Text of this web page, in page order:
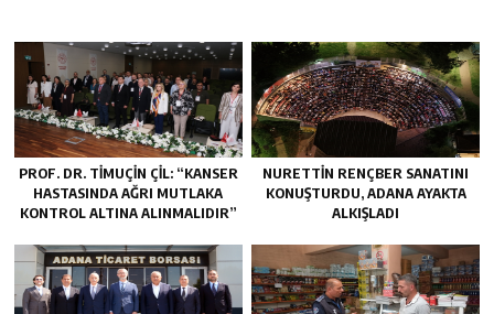
PROF. DR. TİMUÇİN ÇİL: “KANSER
HASTASINDA AĞRI MUTLAKA
KONTROL ALTINA ALINMALIDIR”
NURETTIN RENÇBER SANATINI
KONUŞTURDU, ADANA AYAKTA
ALKIŞLADI